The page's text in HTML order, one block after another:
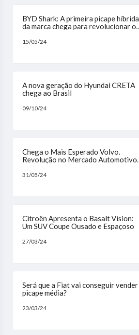
BYD Shark: A primeira picape híbrida
da marca chega para revolucionar o
15/05/24
A nova geração do Hyundai CRETA
chega ao Brasil
09/10/24
Chega o Mais Esperado Volvo.
Revolução no Mercado Automotivo
31/05/24
Citroën Apresenta o Basalt Vision:
Um SUV Coupe Ousado e Espaçoso
27/03/24
Será que a Fiat vai conseguir vender
picape média?
23/03/24